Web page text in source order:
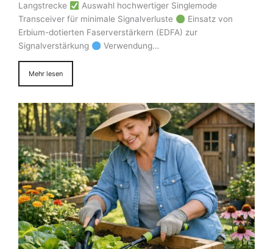
Langstrecke
Auswahl hochwertiger Singlemode
Transceiver für minimale Signalverluste
Einsatz von
Erbium-dotierten Faserverstärkern (EDFA) zur
Signalverstärkung
Verwendung…
Mehr lesen